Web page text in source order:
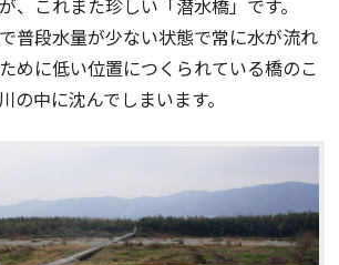
、これまた珍しい「潜水橋」です。
普段水量が少ない状態で常に水が流れ
めに低い位置につくられている橋のこ
の中に沈んでしまいます。